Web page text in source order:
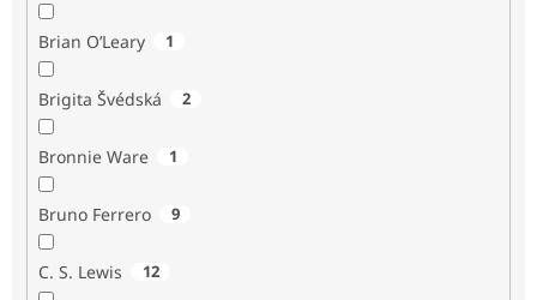
Brian O’Leary 1
Brigita Švédská 2
Bronnie Ware 1
Bruno Ferrero 9
C. S. Lewis 12